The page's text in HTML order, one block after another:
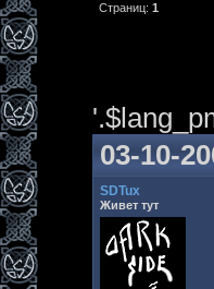
Страниц: 1
03-10-
SDTux
Живет тут